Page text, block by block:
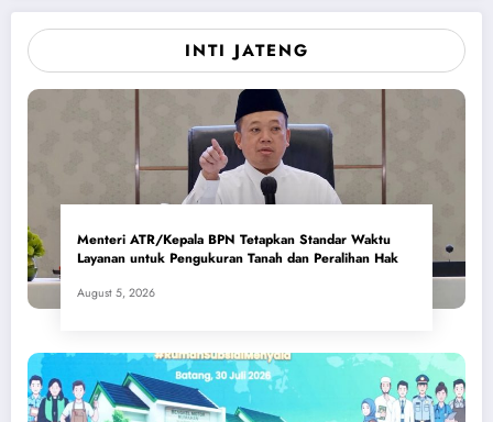
INTI JATENG
Menteri ATR/Kepala BPN Tetapkan Standar Waktu
Layanan untuk Pengukuran Tanah dan Peralihan Hak
August 5, 2026